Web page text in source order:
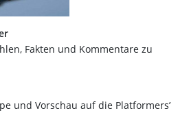
Fakten und Kommentare zu
und Vorschau auf die Platformers’